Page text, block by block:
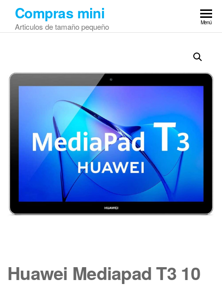
Saltar
contenido
Compras mini
Articulos de tamaño pequeño Menú
Huawei Mediapad T3 10